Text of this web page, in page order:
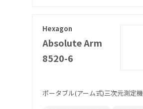
Hexagon
Absolute Arm
8520-6
ポータブル(アーム式)三次元測定機